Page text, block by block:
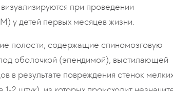
при проведении
у детей первых месяцев жизни.
полости, содержащие спиномозговую
оболочкой (эпендимой), выстилающей
в результате повреждения стенок